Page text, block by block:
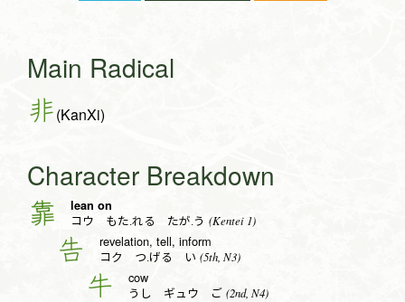
Main Radical
非(KanXi)
Character Breakdown
靠 lean on
コウ もた.れる たが.う (Kentei 1)
告 revelation, tell, inform
コク つ.げる い (5th, N3)
牛 cow
うし ギュウ ご (2nd, N4)